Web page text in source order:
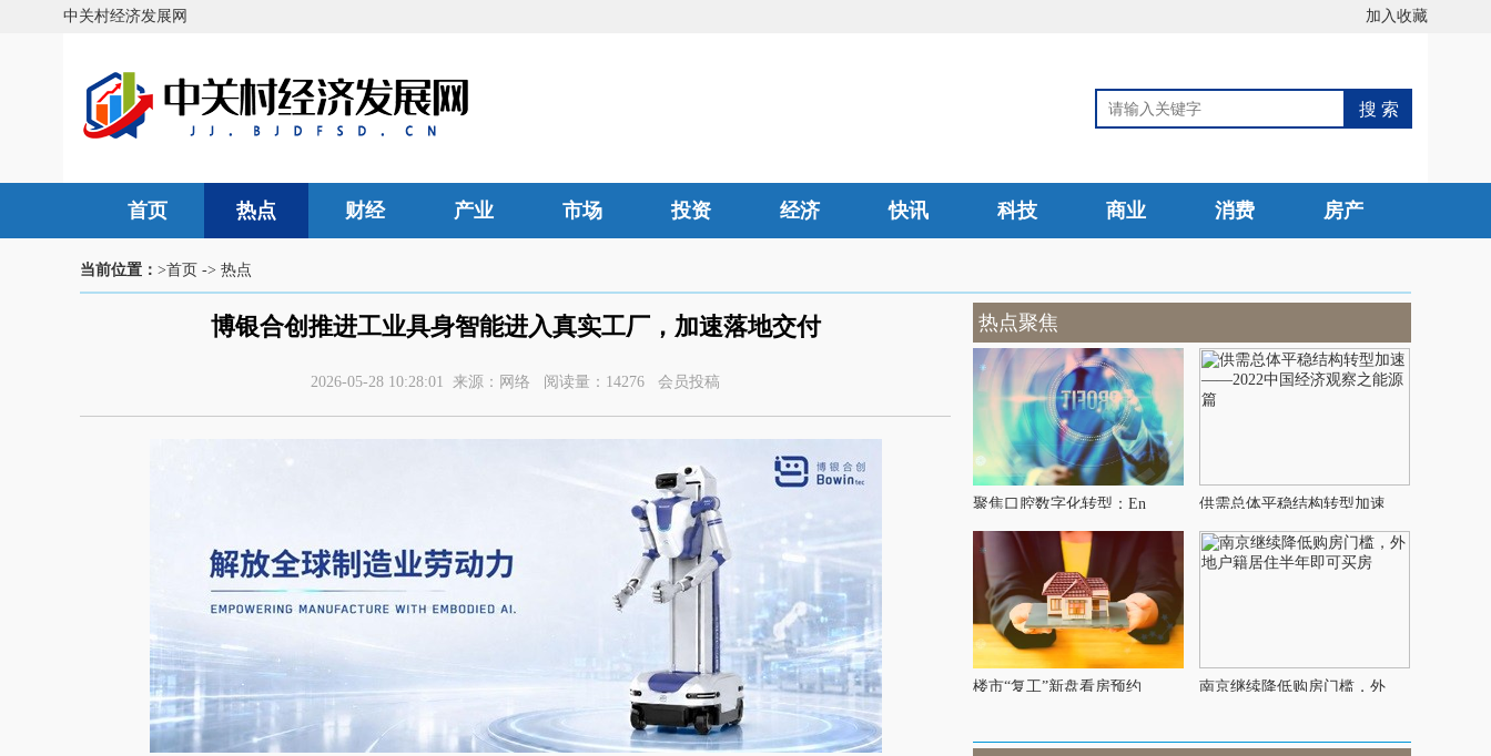
中关村经济发展网 加入收藏
首页 热点 财经 产业 市场 投资 经济 快讯 科技 商业 消费 房产
当前位置： >首页 -> 热点
博银合创推进工业具身智能进入真实工厂，加速落地交付
2026-05-28 10:28:01 来源：网络 阅读量：14276 会员投稿
热点聚焦
聚焦口腔数字化转型：En 供需总体平稳结构转型加速
楼市“复工”新盘看房预约 南京继续降低购房门槛，外